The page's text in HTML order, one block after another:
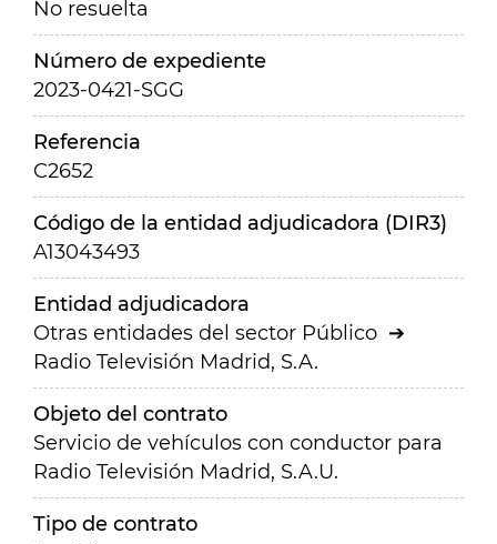
No resuelta
Número de expediente
2023-0421-SGG
Referencia
C2652
Código de la entidad adjudicadora (DIR3)
A13043493
Entidad adjudicadora
Otras entidades del sector Público
Radio Televisión Madrid, S.A.
Objeto del contrato
Servicio de vehículos con conductor para
Radio Televisión Madrid, S.A.U.
Tipo de contrato